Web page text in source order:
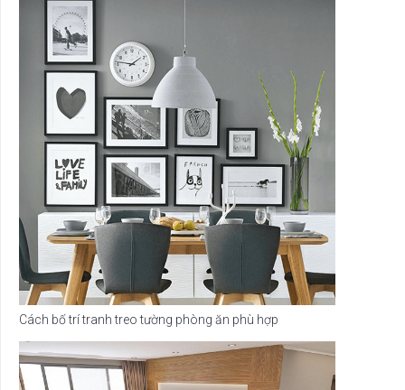
Cách bố trí tranh treo tường phòng ăn phù hợp